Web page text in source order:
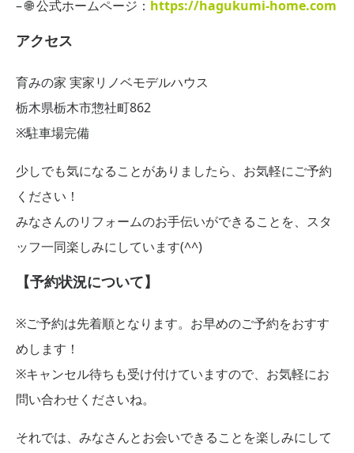
– 🌐 公式ホームページ： https://hagukumi-home.com
アクセス
育みの家 実家リノベモデルハウス
栃木県栃木市惣社町862
※駐車場完備
少しでも気になることがありましたら、お気軽にご予約
ください！
みなさんのリフォームのお手伝いができることを、スタ
ッフ一同楽しみにしています(^^)
【予約状況について】
※ご予約は先着順となります。お早めのご予約をおすす
めします！
※キャンセル待ちも受け付けていますので、お気軽にお
問い合わせくださいね。
それでは、みなさんとお会いできることを楽しみにして